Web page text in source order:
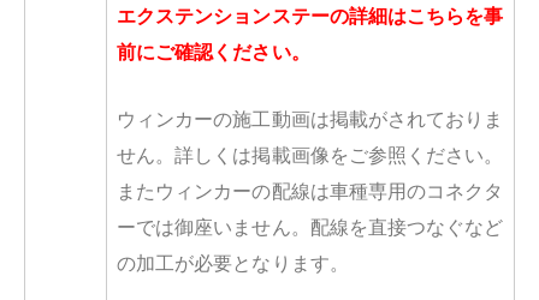
エクステンションステーの詳細はこちらを事
前にご確認ください。
ウィンカーの施工動画は掲載がされておりま
せん。詳しくは掲載画像をご参照ください。
またウィンカーの配線は車種専用のコネクタ
ーでは御座いません。 配線を直接つなぐなど
の加工が必要となります。